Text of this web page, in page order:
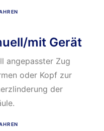
mit Gerät
angepasster Zug
oder Kopf zur
der